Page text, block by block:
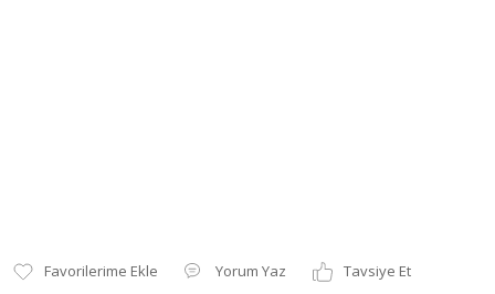
Yorum Yaz
Tavsiye Et